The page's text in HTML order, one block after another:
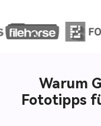
Warum
Fototipps